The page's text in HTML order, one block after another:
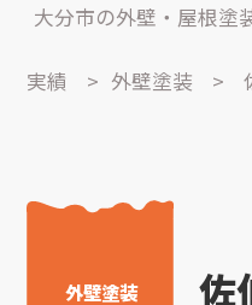
大分市の外壁・屋根塗
実績 > 外壁塗装 >
外壁塗装